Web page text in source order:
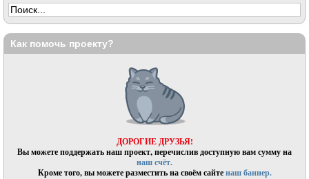
Как помочь проекту?
ДОРОГИЕ ДРУЗЬЯ!
Вы можете поддержать наш проект, перечислив доступную вам сумму на
наш счёт.
Кроме того, вы можете разместить на своём сайтенаш баннер.